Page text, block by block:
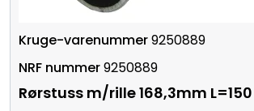
9250889
9250889
Rørstuss m/rille 168,3mm L=150